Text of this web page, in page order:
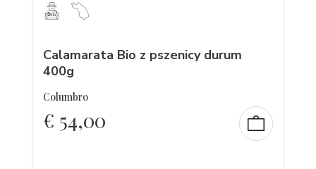
Calamarata Bio z pszenicy durum
400g
Columbro
€ 54,00